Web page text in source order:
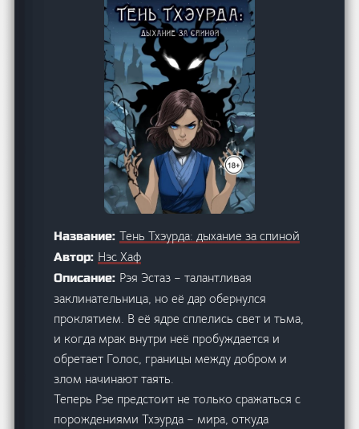
Название:Тень Тхэурда: дыхание за спиной
Автор: Нэс Хаф
Описание: Рэя Эстаз – талантливая
заклинательница, но её дар обернулся
проклятием. В её ядре сплелись свет и тьма,
и когда мрак внутри неё пробуждается и
обретает Голос, границы между добром и
злом начинают таять.
Теперь Рэе предстоит не только сражаться с
порождениями Тхэурда – мира, откуда